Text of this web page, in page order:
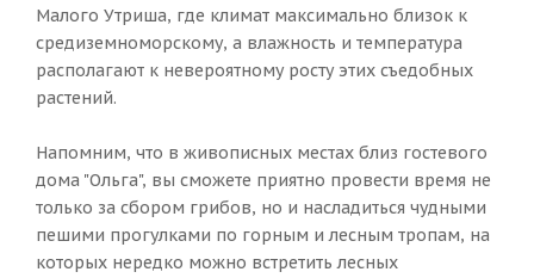
Малого Утриша, где климат максимально близок к
средиземноморскому, а влажность и температура
располагают к невероятному росту этих съедобных
растений.
Напомним, что в живописных местах близ гостевого
дома "Ольга", вы сможете приятно провести время не
только за сбором грибов, но и насладиться чудными
пешими прогулками по горным и лесным тропам, на
которых нередко можно встретить лесных